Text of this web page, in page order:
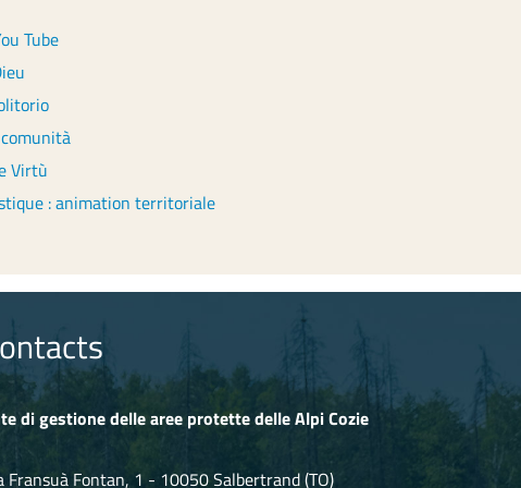
Tube
Virtù
: animation territoriale
di gestione delle aree protette delle Alpi Cozie
Fransuà Fontan, 1 - 10050 Salbertrand (TO)